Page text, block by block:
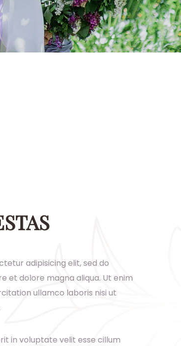
adipisicing elit, sed do
et dolore magna aliqua. Ut enim
ullamco laboris nisi ut
in voluptate velit esse cillum